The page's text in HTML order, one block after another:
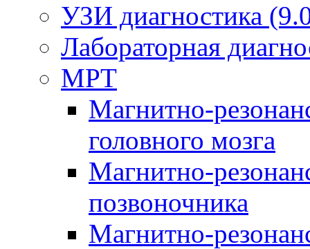
УЗИ диагностика
Лабораторная
МРТ
Магнитно-
головного мозга
Магнитно-
позвоночника
Магнитно-